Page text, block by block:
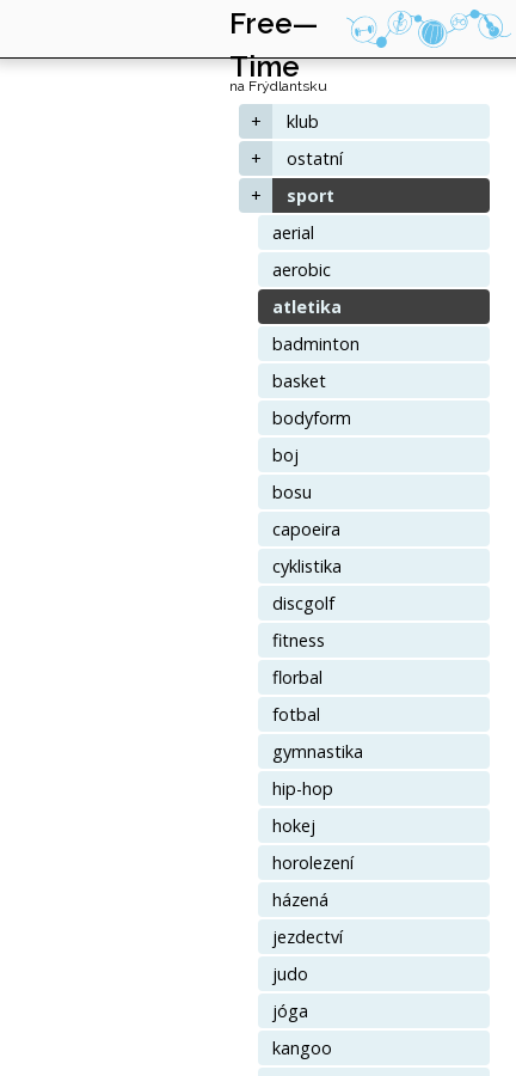
Free—
Time
na Frýdlantsku
+
klub
+
ostatní
+
sport
aerial
aerobic
atletika
badminton
basket
bodyform
boj
bosu
capoeira
cyklistika
discgolf
fitness
florbal
fotbal
gymnastika
hip-hop
hokej
horolezení
házená
jezdectví
judo
jóga
kangoo